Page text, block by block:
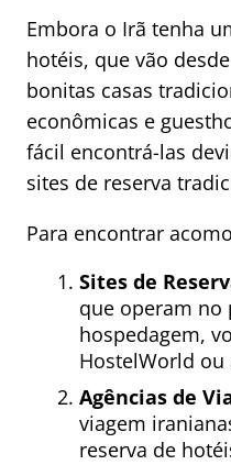
Embora o Irã tenha
hotéis, que vão
bonitas casas
econômicas e
fácil encontrá-las
sites de reserva
Para encontrar
Sites de
que operam no
hospedagem,
HostelWorld ou
Agências de
viagem
reserva de